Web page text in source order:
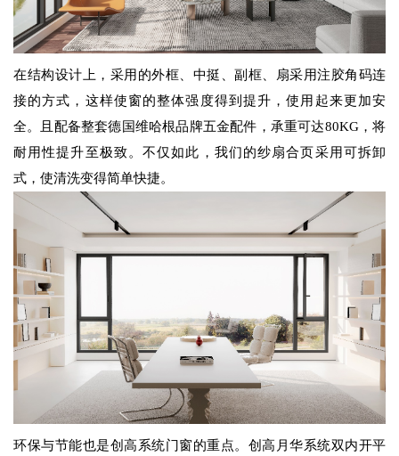
在结构设计上，采用的外框、中挺、副框、扇采用注胶角码连
接的方式，这样使窗的整体强度得到提升，使用起来更加安
全。且配备整套德国维哈根品牌五金配件，承重可达80KG，将
耐用性提升至极致。不仅如此，我们的纱扇合页采用可拆卸
式，使清洗变得简单快捷。
环保与节能也是创高系统门窗的重点。创高月华系统双内开平